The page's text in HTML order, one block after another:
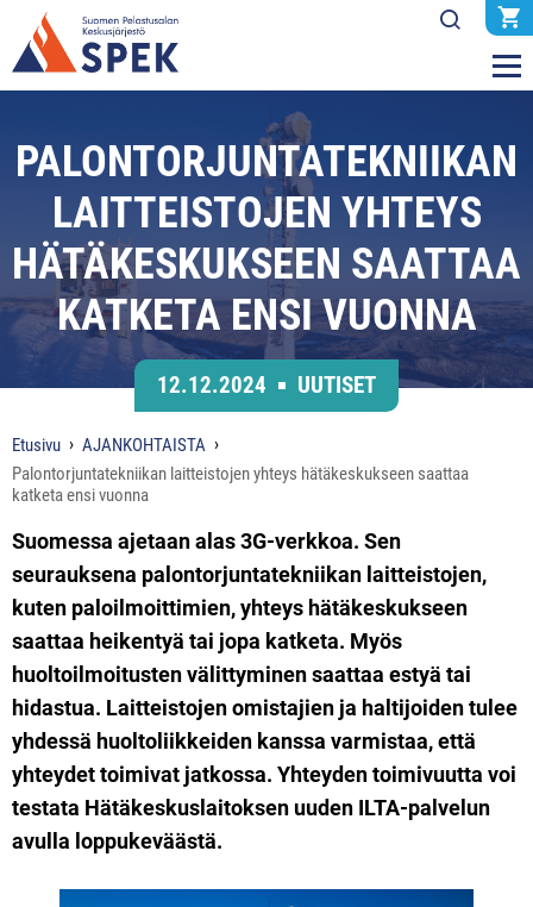
PALONTORJUNTATEKNIIKAN
LAITTEISTOJEN YHTEYS
HÄTÄKESKUKSEEN SAATTAA
KATKETA ENSI VUONNA
12.12.2024 UUTISET
Etusivu
AJANKOHTAISTA
Palontorjuntatekniikan laitteistojen yhteys hätäkeskukseen saattaa
katketa ensi vuonna
Suomessa ajetaan alas 3G-verkkoa. Sen
seurauksena palontorjuntatekniikan laitteistojen,
kuten paloilmoittimien, yhteys hätäkeskukseen
saattaa heikentyä tai jopa katketa. Myös
huoltoilmoitusten välittyminen saattaa estyä tai
hidastua. Laitteistojen omistajien ja haltijoiden tulee
yhdessä huoltoliikkeiden kanssa varmistaa, että
yhteydet toimivat jatkossa. Yhteyden toimivuutta voi
testata Hätäkeskuslaitoksen uuden ILTA-palvelun
avulla loppukeväästä.